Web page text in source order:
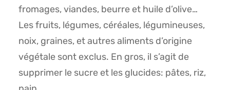
fromages, viandes, beurre et huile d’olive…
Les fruits, légumes, céréales, légumineuses,
noix, graines, et autres aliments d’origine
végétale sont exclus. En gros, il s’agit de
supprimer le sucre et les glucides: pâtes, riz,